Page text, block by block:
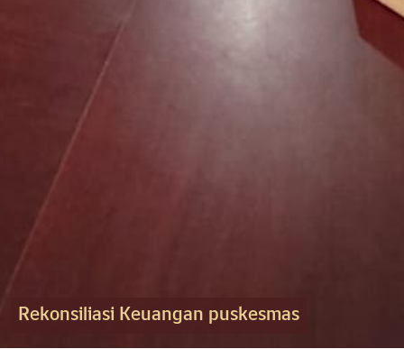
Rekonsiliasi Keuangan puskesmas